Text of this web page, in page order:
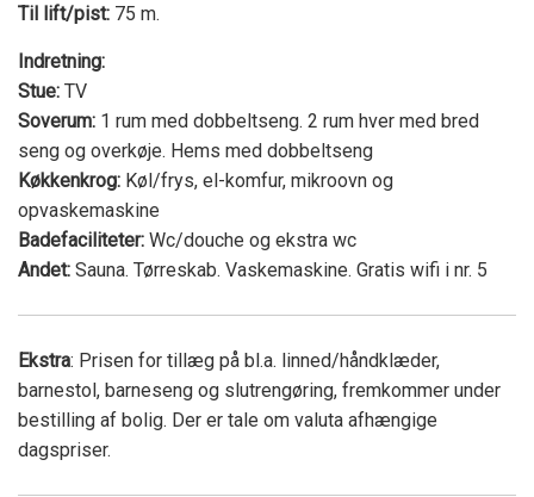
Til lift/pist: 75 m.
Indretning:
Stue: TV
Soverum: 1 rum med dobbeltseng. 2 rum hver med bred
seng og overkøje. Hems med dobbeltseng
Køkkenkrog: Køl/frys, el-komfur, mikroovn og
opvaskemaskine
Badefaciliteter: Wc/douche og ekstra wc
Andet: Sauna. Tørreskab. Vaskemaskine. Gratis wifi i nr. 5
Ekstra: Prisen for tillæg på bl.a. linned/håndklæder,
barnestol, barneseng og slutrengøring, fremkommer under
bestilling af bolig. Der er tale om valuta afhængige
dagspriser.